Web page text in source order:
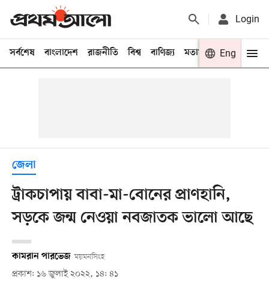
Login
সর্বশেষ বাংলাদেশ রাজনীতি বিশ্ব বাণিজ্য মতামত খেলা
Eng
জেলা
ট্রাকচাপায় বাবা-মা-বোনের প্রাণহানি,
সড়কে জন্ম নেওয়া নবজাতক ভালো আছে
কামরান পারভেজ ময়মনসিংহ
প্রকাশ: ১৬ জুলাই ২০২২, ১৪: ৪১